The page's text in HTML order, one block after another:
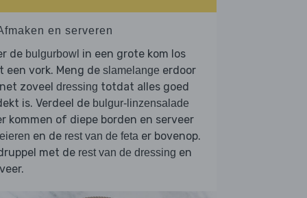
en serveren
de bulgurbowl in een grote kom los
een vork. Meng de slamelange erdoor
zoveel dressing totdat alles goed
is. Verdeel de bulgur-linzensalade
kommen of diepe borden en serveer
eieren en de rest van de feta er bovenop.
met de rest van de dressing en